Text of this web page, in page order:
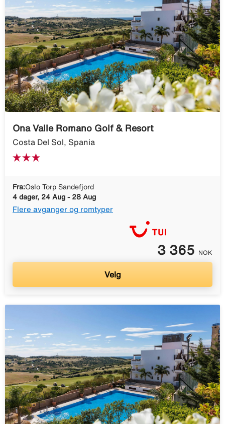
Ona Valle Romano Golf & Resort
Costa Del Sol, Spania
Fra:Oslo Torp Sandefjord
4 dager, 24 Aug - 28 Aug
Flere avganger og romtyper
3 365 NOK
Velg